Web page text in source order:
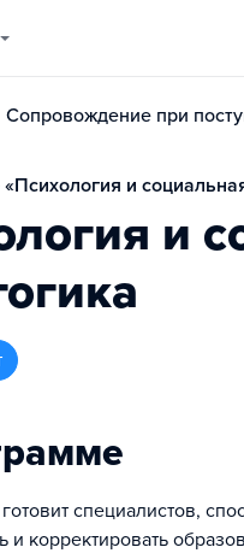
Сопровождение при
и
и
специалистов,
и корректировать